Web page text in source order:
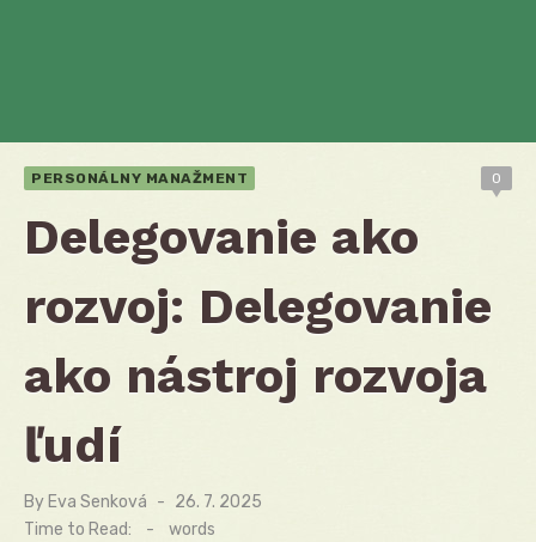
PERSONÁLNY MANAŽMENT 0
Delegovanie ako
rozvoj: Delegovanie
ako nástroj rozvoja
ľudí
By Eva Senková
Posted
on
26. 7. 2025
Time to Read:
- words